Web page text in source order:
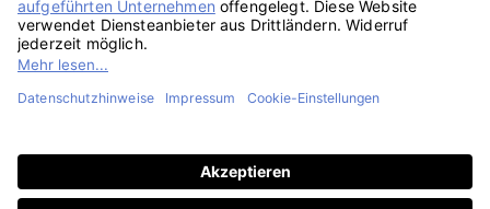
PayPal Visa MasterCardKlarna Sepa
Credit
Card